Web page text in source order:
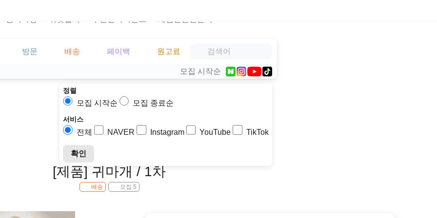
방문 배송 페이백 원고료
모집 시작순
정렬
모집 시작순 모집 종료순
서비스
전체 NAVER Instagram YouTube TikTok
확인
[제품] 귀마개 / 1차
배송 모집 5